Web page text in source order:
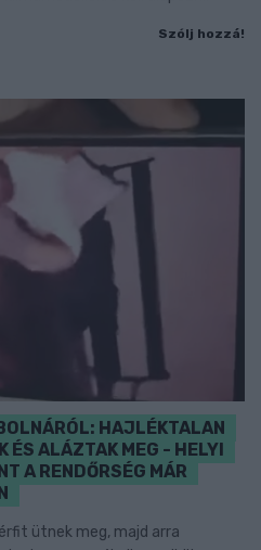
Szólj hozzá!
HAJLÉKTALAN
ÉS ALÁZTAK MEG - HELYI
A RENDŐRSÉG MÁR
ütnek meg, majd arra